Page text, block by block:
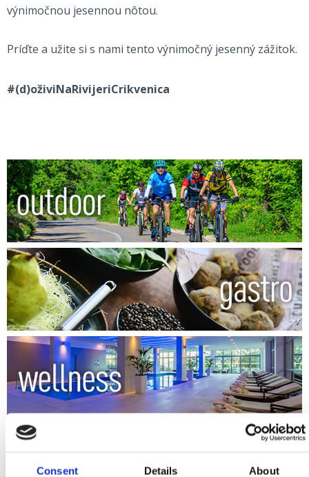
Consent Details About
výnimočnou jesennou nôtou.
Príďte a užite si s nami tento výnimočný jesenný zážitok.
#(d)oživiNaRivijeriCrikvenica